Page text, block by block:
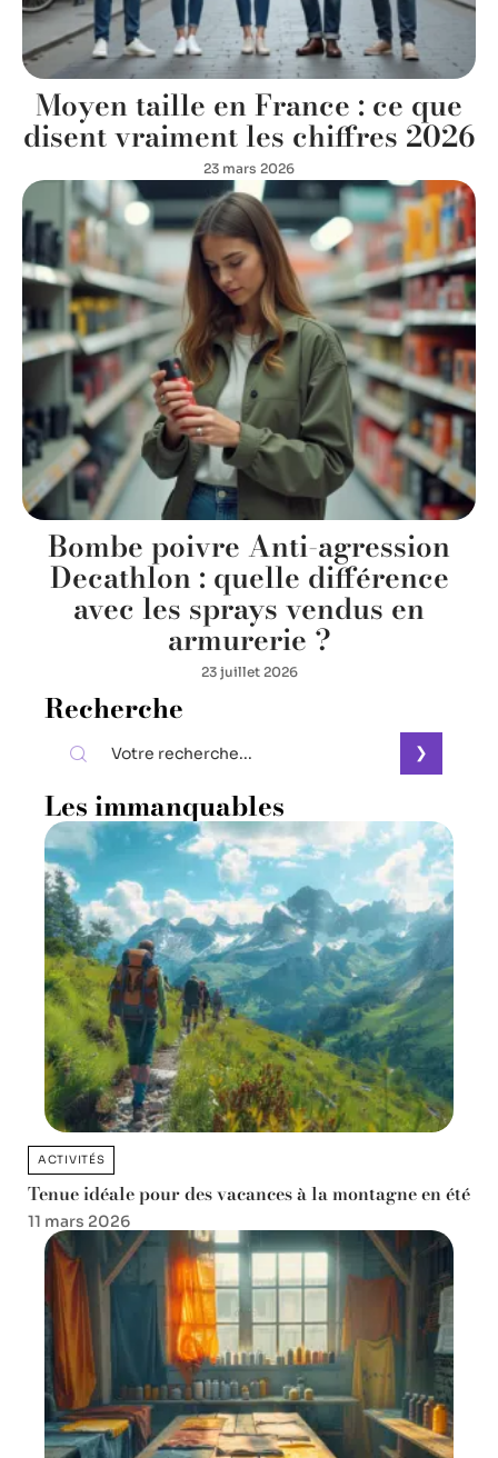
Moyen taille en France : ce que
disent vraiment les chiffres 2026
23 mars 2026
Bombe poivre Anti-agression
Decathlon : quelle différence
avec les sprays vendus en
armurerie ?
23 juillet 2026
Recherche
Les immanquables
ACTIVITÉS
Tenue idéale pour des vacances à la montagne en été
11 mars 2026